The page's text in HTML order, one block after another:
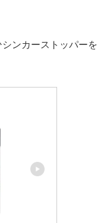
ンカーストッパーを